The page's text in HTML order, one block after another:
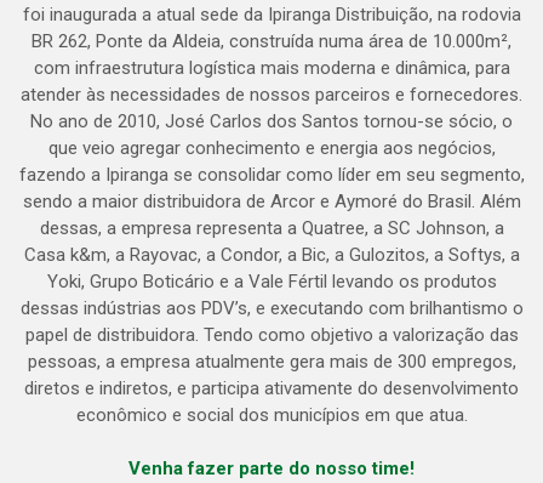
foi inaugurada a atual sede da Ipiranga Distribuição, na rodovia
BR 262, Ponte da Aldeia, construída numa área de 10.000m²,
com infraestrutura logística mais moderna e dinâmica, para
atender às necessidades de nossos parceiros e fornecedores.
No ano de 2010, José Carlos dos Santos tornou-se sócio, o
que veio agregar conhecimento e energia aos negócios,
fazendo a Ipiranga se consolidar como líder em seu segmento,
sendo a maior distribuidora de Arcor e Aymoré do Brasil. Além
dessas, a empresa representa a Quatree, a SC Johnson, a
Casa k&m, a Rayovac, a Condor, a Bic, a Gulozitos, a Softys, a
Yoki, Grupo Boticário e a Vale Fértil levando os produtos
dessas indústrias aos PDV’s, e executando com brilhantismo o
papel de distribuidora. Tendo como objetivo a valorização das
pessoas, a empresa atualmente gera mais de 300 empregos,
diretos e indiretos, e participa ativamente do desenvolvimento
econômico e social dos municípios em que atua.
Venha fazer parte do nosso time!